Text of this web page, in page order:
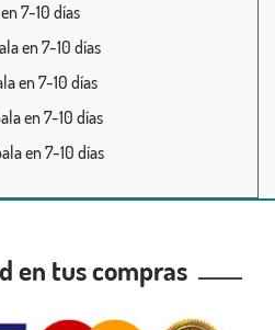
7-10 días
en 7-10 días
en 7-10 días
en 7-10 días
en 7-10 días
en tus compras